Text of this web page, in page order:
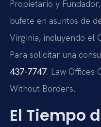
Propietario y
bufete en asuntos de
Virginia, incluyendo el
Para solicitar una
437-7747. Law Offices
Without Borders.
El Tiempo